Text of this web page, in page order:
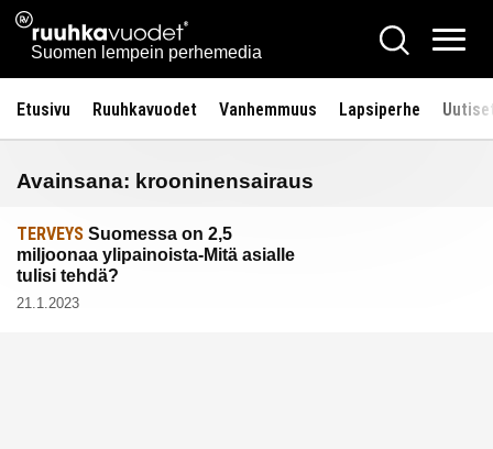
Siirry
sisältöön
Ruuhkavuodet.fi
Suomen lempein perhemedia
Hae
Etusivu Ruuhkavuodet Vanhemmuus Lapsiperhe
Avainsana: krooninensairaus
TERVEYS Suomessa on 2,5
miljoonaa ylipainoista-Mitä asialle
tulisi tehdä?
21.1.2023